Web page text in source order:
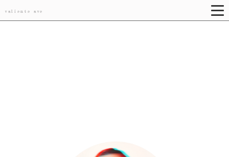
valiente ave